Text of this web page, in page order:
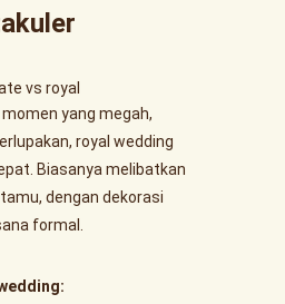
yang megah,
royal wedding
Biasanya melibatkan
dengan dekorasi
formal.